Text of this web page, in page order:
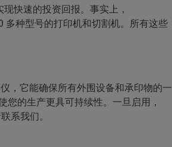
快速的投资回报。事实上，
多种型号的打印机和切割机。所有这些
，它能确保所有外围设备和承印物的一
的生产更具可持续性。一旦启用，
系我们。